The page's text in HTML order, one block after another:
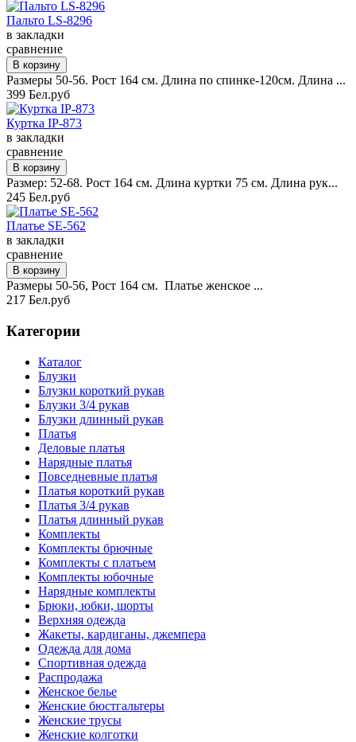
Пальто LS-8296
в закладки
сравнение
Размеры 50-56. Рост 164 см. Длина по спинке-120см. Длина ...
399 Бел.руб
Куртка IP-873
в закладки
сравнение
Размер: 52-68. Рост 164 см. Длина куртки 75 см. Длина рук...
245 Бел.руб
Платье SE-562
в закладки
сравнение
Размеры 50-56, Рост 164 см. Платье женское ...
217 Бел.руб
Категории
Каталог
Блузки
Блузки короткий рукав
Блузки 3/4 рукав
Блузки длинный рукав
Платья
Деловые платья
Нарядные платья
Повседневные платья
Платья короткий рукав
Платья 3/4 рукав
Платья длинный рукав
Комплекты
Комплекты брючные
Комплекты с платьем
Комплекты юбочные
Нарядные комплекты
Брюки, юбки, шорты
Верхняя одежда
Жакеты, кардиганы, джемпера
Одежда для дома
Спортивная одежда
Распродажа
Женское белье
Женские бюстгальтеры
Женские трусы
Женские колготки